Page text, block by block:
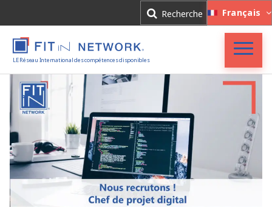
Recherche Français
LE Réseau International des compétences disponibles
Accueil
FIT in NETWORK®
Entreprises
Experts
Actualités
Connexion
Inscription